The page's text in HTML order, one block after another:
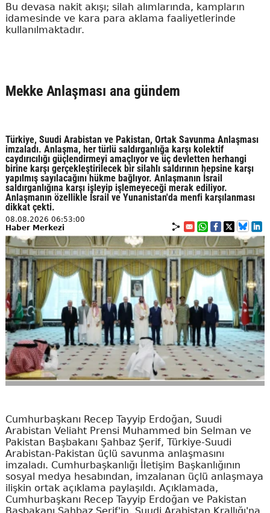
Bu devasa nakit akışı; silah alımlarında, kampların
idamesinde ve kara para aklama faaliyetlerinde
kullanılmaktadır.
Mekke Anlaşması ana gündem
Türkiye, Suudi Arabistan ve Pakistan, Ortak Savunma Anlaşması
imzaladı. Anlaşma, her türlü saldırganlığa karşı kolektif
caydırıcılığı güçlendirmeyi amaçlıyor ve üç devletten herhangi
birine karşı gerçekleştirilecek bir silahlı saldırının hepsine karşı
yapılmış sayılacağını hükme bağlıyor. Anlaşmanın İsrail
saldırganlığına karşı işleyip işlemeyeceği merak ediliyor.
Anlaşmanın özellikle İsrail ve Yunanistan'da menfi karşılanması
dikkat çekti.
08.08.2026 06:53:00
Haber Merkezi
Cumhurbaşkanı Recep Tayyip Erdoğan, Suudi
Arabistan Veliaht Prensi Muhammed bin Selman ve
Pakistan Başbakanı Şahbaz Şerif, Türkiye-Suudi
Arabistan-Pakistan üçlü savunma anlaşmasını
imzaladı. Cumhurbaşkanlığı İletişim Başkanlığının
sosyal medya hesabından, imzalanan üçlü anlaşmaya
ilişkin ortak açıklama paylaşıldı. Açıklamada,
Cumhurbaşkanı Recep Tayyip Erdoğan ve Pakistan